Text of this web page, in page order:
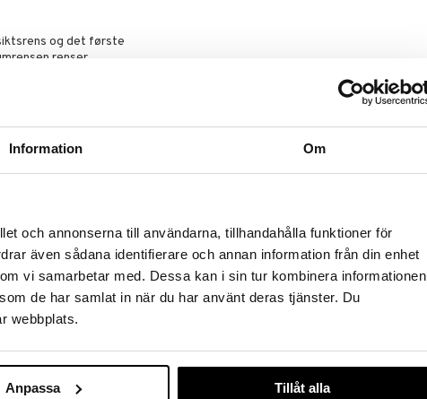
Information Om
och annonserna till användarna, tillhandahålla funktioner för
även sådana identifierare och annan information från din enhet
vi samarbetar med. Dessa kan i sin tur kombinera informationen
de har samlat in när du har använt deras tjänster. Du
webbplats.
Anpassa Tillåt alla
og det første
renser
glød.
slik at